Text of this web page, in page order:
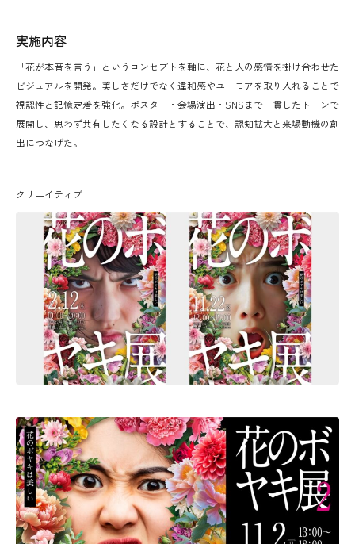
実施内容
「花が本音を言う」というコンセプトを軸に、花と人の感情を掛け合わせた
ビジュアルを開発。美しさだけでなく違和感やユーモアを取り入れることで
視認性と記憶定着を強化。ポスター・会場演出・SNSまで一貫したトーンで
展開し、思わず共有したくなる設計とすることで、認知拡大と来場動機の創
出につなげた。
クリエイティブ